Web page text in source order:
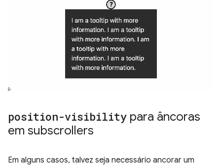
position-visibility para âncoras
em subscrollers
Em alguns casos, talvez seja necessário ancorar um